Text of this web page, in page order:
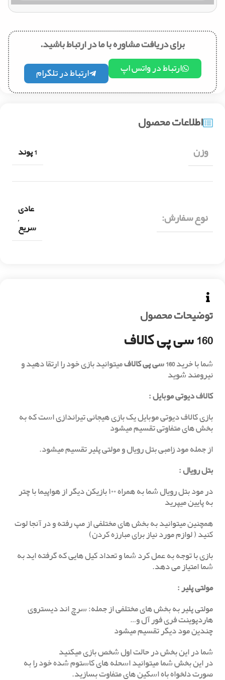
برای دریافت مشاوره با ما در ارتباط باشید.
ارتباط در واتس اپ ارتباط در تلگرام
توضیحات محصول
160 سی پی کالاف
شما با خرید160 سی پی کالاف
میتوانید بازی خود را ارتقا دهید و
نیرومند شوید
کالاف دیوتی موبایل :
بازی کالاف دیوتی موبایل یک بازی هیجانی تیراندازی است که به
بخش های متفاوتی تقسیم میشود
از جمله مود زامبی بتل رویال و مولتی پلیر تقسیم میشود.
بتل رویال :
در مود بتل رویال شما به همراه ۱۰۰ بازیکن دیگر از هواپیما با چتر
به پایین میپرید
همچنین میتوانید به بخش های مختلفی از مپ رفته و در آنجا لوت
کنید ( لوازم مورد نیاز برای مبارزه کردن)
بازی با توجه به عمل کرد شما و تعداد کیل هایی که گرفته اید به
شما امتیاز می دهد.
مولتی پلیر :
مولتی پلیر به بخش های مختلفی از جمله: سرچ اند دیستروی
هاردپوینت فری فور آل و…
چندین مود دیگر تقسیم میشود
شما در این بخش در حالت اول شخص بازی میکنید
در این بخش شما میتوانید اسحله های کاستوم شده خود را به
صورت دلخواه باه اسکین های متفاوت بسازید.
اطلاعات محصول
وزن 1 پوند
نوع سفارش:
عادی
,
سریع